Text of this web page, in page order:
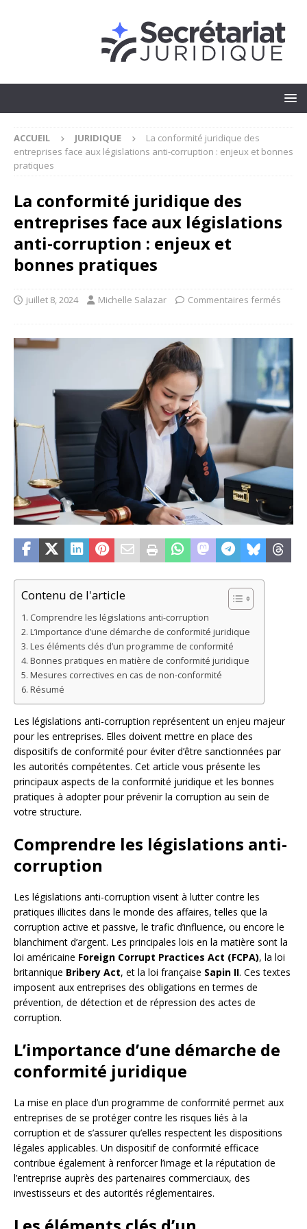
ACCUEIL JURIDIQUE
La conformité juridique des
entreprises face aux législations anti-corruption : enjeux et bonnes
pratiques
La conformité juridique des
entreprises face aux législations
anti-corruption : enjeux et
bonnes pratiques
juillet 8, 2024 Michelle Salazar Commentaires fermés
Contenu de l'article
Comprendre les législations anti-corruption
L’importance d’une démarche de conformité juridique
Les éléments clés d’un programme de conformité
Bonnes pratiques en matière de conformité juridique
Mesures correctives en cas de non-conformité
Résumé
Les législations anti-corruption représentent un enjeu majeur
pour les entreprises. Elles doivent mettre en place des
dispositifs de conformité pour éviter d’être sanctionnées par
les autorités compétentes. Cet article vous présente les
principaux aspects de la conformité juridique et les bonnes
pratiques à adopter pour prévenir la corruption au sein de
votre structure.
Comprendre les législations anti-
corruption
Les législations anti-corruption visent à lutter contre les
pratiques illicites dans le monde des affaires, telles que la
corruption active et passive, le trafic d’influence, ou encore le
blanchiment d’argent. Les principales lois en la matière sont la
loi américaine Foreign Corrupt Practices Act (FCPA), la loi
britannique Bribery Act, et la loi française Sapin II. Ces textes
imposent aux entreprises des obligations en termes de
prévention, de détection et de répression des actes de
corruption.
L’importance d’une démarche de
conformité juridique
La mise en place d’un programme de conformité permet aux
entreprises de se protéger contre les risques liés à la
corruption et de s’assurer qu’elles respectent les dispositions
légales applicables. Un dispositif de conformité efficace
contribue également à renforcer l’image et la réputation de
l’entreprise auprès des partenaires commerciaux, des
investisseurs et des autorités réglementaires.